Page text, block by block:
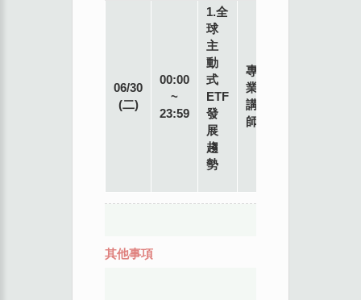
06/30
(二)
00:00
~
23:59
1.全
球
主
動
式
ETF
發
展
趨
勢
專
業
講
師
其他事項